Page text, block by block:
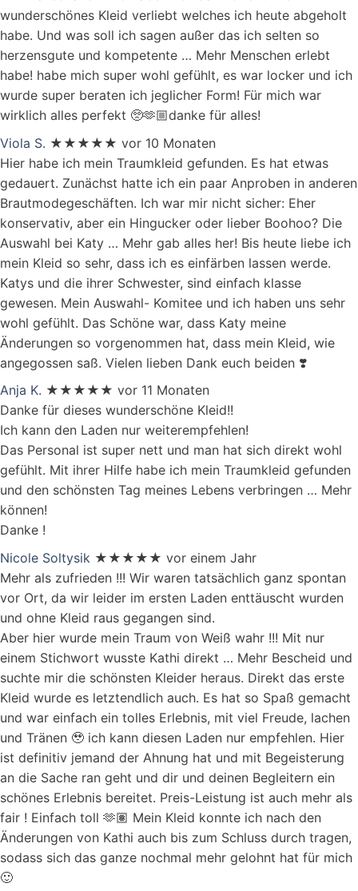
wunderschönes Kleid verliebt welches ich heute abgeholt
habe. Und was soll ich sagen außer das ich selten so
herzensgute und kompetente … Mehr Menschen erlebt
habe! habe mich super wohl gefühlt, es war locker und ich
wurde super beraten ich jeglicher Form! Für mich war
wirklich alles perfekt 🥺🫶🏼danke für alles!
Viola S. ★★★★★ vor 10 Monaten
Hier habe ich mein Traumkleid gefunden. Es hat etwas
gedauert. Zunächst hatte ich ein paar Anproben in anderen
Brautmodegeschäften. Ich war mir nicht sicher: Eher
konservativ, aber ein Hingucker oder lieber Boohoo? Die
Auswahl bei Katy … Mehr gab alles her! Bis heute liebe ich
mein Kleid so sehr, dass ich es einfärben lassen werde.
Katys und die ihrer Schwester, sind einfach klasse
gewesen. Mein Auswahl- Komitee und ich haben uns sehr
wohl gefühlt. Das Schöne war, dass Katy meine
Änderungen so vorgenommen hat, dass mein Kleid, wie
angegossen saß. Vielen lieben Dank euch beiden ❣️
Anja K. ★★★★★ vor 11 Monaten
Danke für dieses wunderschöne Kleid!!
Ich kann den Laden nur weiterempfehlen!
Das Personal ist super nett und man hat sich direkt wohl
gefühlt. Mit ihrer Hilfe habe ich mein Traumkleid gefunden
und den schönsten Tag meines Lebens verbringen … Mehr
können!
Danke !
Nicole Soltysik ★★★★★ vor einem Jahr
Mehr als zufrieden !!! Wir waren tatsächlich ganz spontan
vor Ort, da wir leider im ersten Laden enttäuscht wurden
und ohne Kleid raus gegangen sind.
Aber hier wurde mein Traum von Weiß wahr !!! Mit nur
einem Stichwort wusste Kathi direkt … Mehr Bescheid und
suchte mir die schönsten Kleider heraus. Direkt das erste
Kleid wurde es letztendlich auch. Es hat so Spaß gemacht
und war einfach ein tolles Erlebnis, mit viel Freude, lachen
und Tränen 🥹 ich kann diesen Laden nur empfehlen. Hier
ist definitiv jemand der Ahnung hat und mit Begeisterung
an die Sache ran geht und dir und deinen Begleitern ein
schönes Erlebnis bereitet. Preis-Leistung ist auch mehr als
fair ! Einfach toll 🫶🏽 Mein Kleid konnte ich nach den
Änderungen von Kathi auch bis zum Schluss durch tragen,
sodass sich das ganze nochmal mehr gelohnt hat für mich
🙂